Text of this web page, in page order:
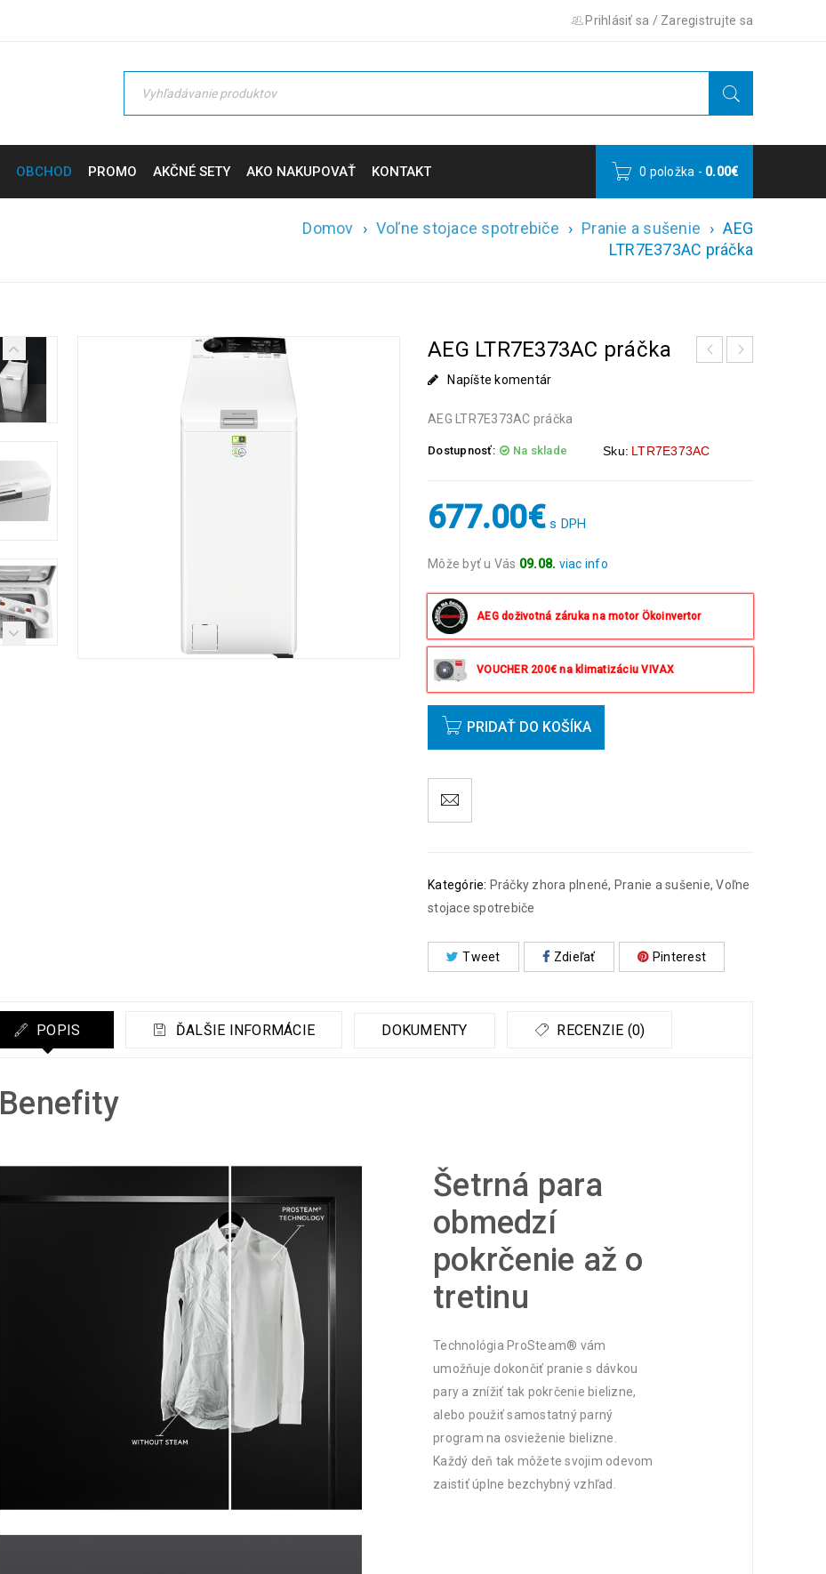
Prihlásiť sa / Zaregistrujte sa
OBCHOD PROMO AKČNÉ SETY AKO NAKUPOVAŤ KONTAKT 0 položka - 0.00€
Domov › Voľne stojace spotrebiče › Pranie a sušenie › AEG
LTR7E373AC práčka
AEG LTR7E373AC práčka
Napíšte komentár
AEG LTR7E373AC práčka
Dostupnosť: Na sklade Sku: LTR7E373AC
677.00€ s DPH
Môže byť u Vás 09.08. viac info
istý deň okrem víkendov a sviatkov.
AEG doživotná záruka na motor Ökoinvertor
VOUCHER 200€ na klimatizáciu VIVAX
PRIDAŤ DO KOŠÍKA
Kategórie: Práčky zhora plnené, Pranie a sušenie,Voľne
stojace spotrebiče
Tweet Zdieľať Pinterest
POPIS ĎALŠIE INFORMÁCIE DOKUMENTY RECENZIE (0)
Benefity
Šetrná para
obmedzí
pokrčenie až o
tretinu
Technológia ProSteam® vám
umožňuje dokončiť pranie s dávkou
pary a znížiť tak pokrčenie bielizne,
alebo použiť samostatný parný
program na osvieženie bielizne.
Každý deň tak môžete svojim odevom
zaistiť úplne bezchybný vzhľad.